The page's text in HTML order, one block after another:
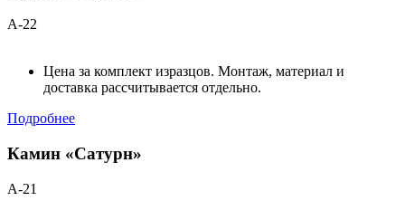
А-22
Цена за комплект изразцов. Монтаж, материал и
доставка рассчитывается отдельно.
Подробнее
Камин «Сатурн»
А-21